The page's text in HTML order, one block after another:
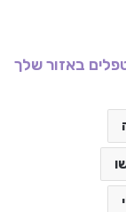
באזור שלך